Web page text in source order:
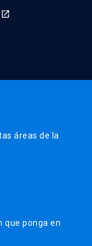
launch
áreas de la
que ponga en